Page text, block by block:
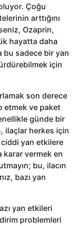
Çoğu
arttığını
Ozaprin,
hayatta daha
bu sadece bir yan
için
son derece
etmek ve paket
günde bir
ilaçlar herkes için
ciddi yan etkilere
karar vermek en
bu, ilacın
bazı yan
yan etkileri
problemleri